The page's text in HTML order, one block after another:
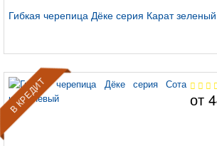
Гибкая черепица Дёке серия Карат зеленый
от
В КРЕДИТ